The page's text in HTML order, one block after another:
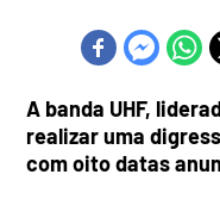
A banda UHF,
realizar uma
com oito datas